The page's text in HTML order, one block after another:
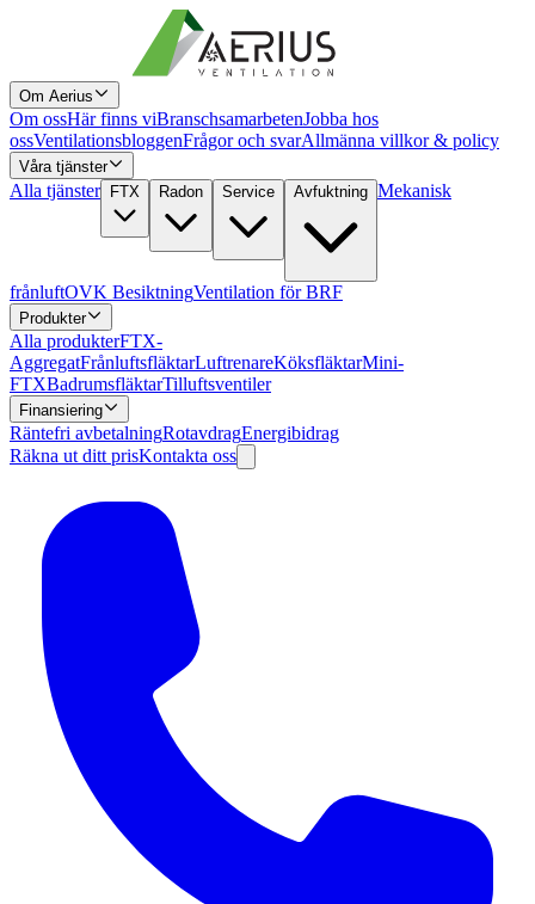
Om Aerius
Om ossHär finns viBranschsamarbetenJobba hos
ossVentilationsbloggenFrågor och svarAllmänna villkor & policy
Våra tjänster
Alla tjänster FTX Radon Service Avfuktning Mekanisk
frånluftOVK BesiktningVentilation för BRF
Produkter
Alla produkterFTX-
AggregatFrånluftsfläktarLuftrenareKöksfläktarMini-
FTXBadrumsfläktarTilluftsventiler
Finansiering
Räntefri avbetalningRotavdragEnergibidrag
Räkna ut ditt prisKontakta oss